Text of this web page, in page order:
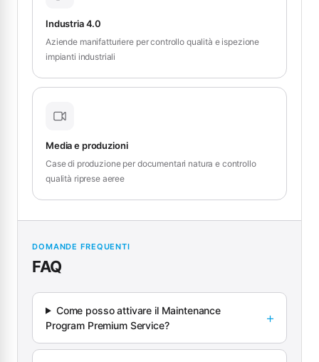
Industria 4.0
Aziende manifatturiere per controllo qualità e ispezione
impianti industriali
Media e produzioni
Case di produzione per documentari natura e controllo
qualità riprese aeree
DOMANDE FREQUENTI
FAQ
Come posso attivare il Maintenance
Program Premium Service?